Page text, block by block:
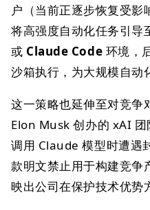
户（当前正逐步恢复受
将高强度自动化任务引导
或 Claude Code 环境，
沙箱执行，为大规模自动
这一策略也延伸至对竞争
Elon Musk 创办的 xAI 团
调用 Claude 模型时遭遇
款明文禁止用于构建竞争
映出公司在保护技术优势